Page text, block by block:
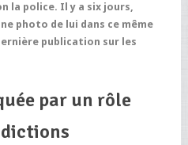
la police. Il y a six jours,
photo de lui dans ce même
publication sur les
par un rôle